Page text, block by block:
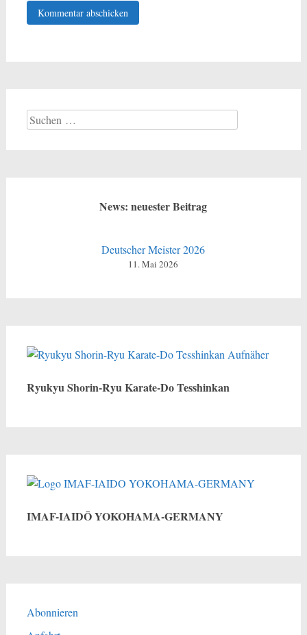
Suchen
nach:
News: neuester Beitrag
Deutscher Meister 2026
11. Mai 2026
Ryukyu Shorin-Ryu Karate-Do Tesshinkan
IMAF-IAIDŌ YOKOHAMA-GERMANY
Abonnieren